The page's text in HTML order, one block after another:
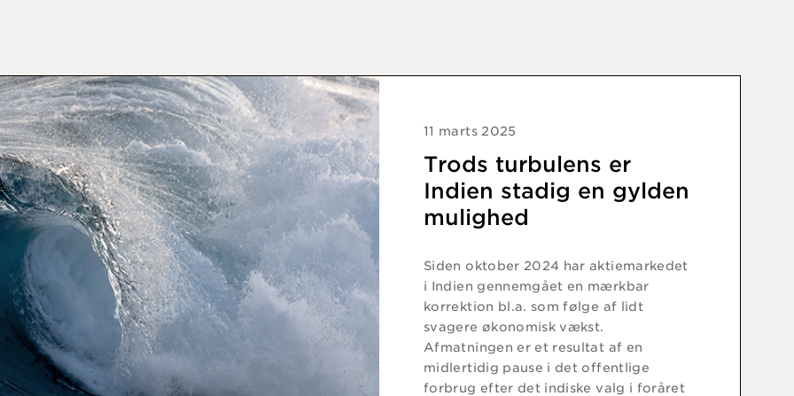
11 marts 2025
Trods turbulens er
Indien stadig en gylden
mulighed
Siden oktober 2024 har aktiemarkedet
i Indien gennemgået en mærkbar
korrektion bl.a. som følge af lidt
svagere økonomisk vækst.
Afmatningen er et resultat af en
midlertidig pause i det offentlige
forbrug efter det indiske valg i foråret